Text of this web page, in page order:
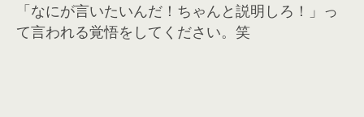
「なにが言いたいんだ！ちゃんと説明しろ！」っ
て言われる覚悟をしてください。笑